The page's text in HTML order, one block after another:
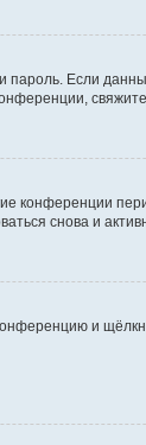
Если
конференции
снова и
и